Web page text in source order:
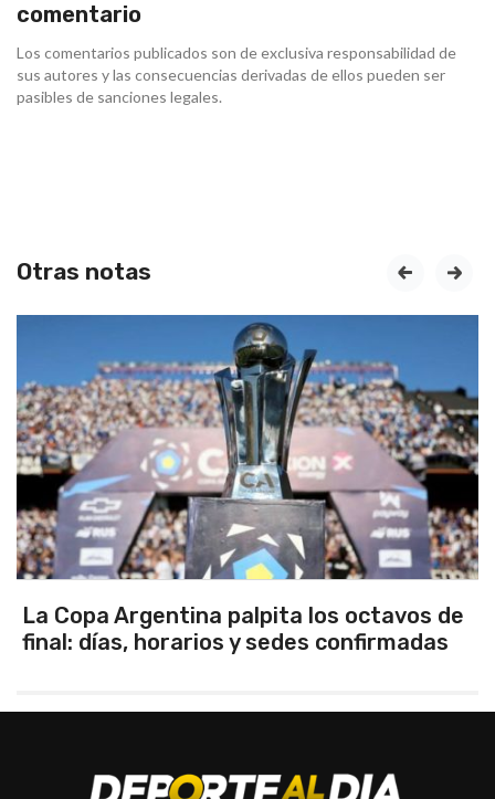
comentario
Los comentarios publicados son de exclusiva responsabilidad de
sus autores y las consecuencias derivadas de ellos pueden ser
pasibles de sanciones legales.
Otras notas
Los seleccionados Sub 15 y Sub 13 de
Tandil ganaron en el debut
prev next